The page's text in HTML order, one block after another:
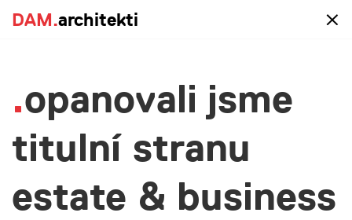
DAM.architekti
DAM.architekti
opanovali jsme
titulní stranu
estate & business